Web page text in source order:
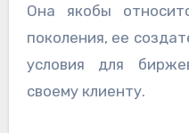
Она якобы
поколения, ее
условия для
своему клиенту.